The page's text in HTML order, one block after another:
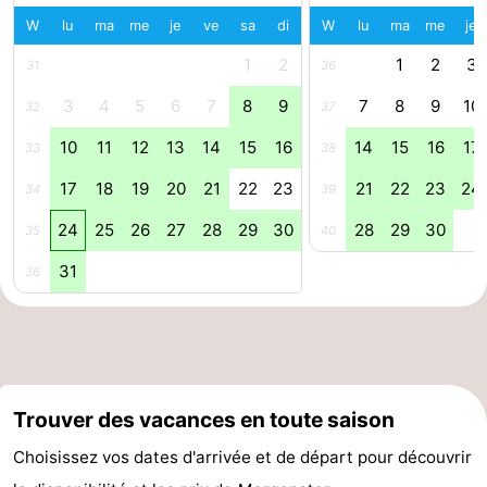
aan
Noordhollands
Zee
Nature
Zuid-
Kennermerland
Amsterdam
Haarlem
Zandvoort
Hollande-
-
W lu ma me je ve sa di
31 1 2
32 3 4 5 6 7 8 9
33 10 11 12 13 14 15 16
34 17 18 19 20 21 22 23
35 24 25 26 27 28 29 30
36 31
W lu ma me je
36 1 2 3
37 7 8 9 10
38 14 15 16 17
39 21 22 23 24
40 28 29 30
Trouver des vacances en toute saison
Choisissez vos dates d'arrivée et de départ pour découvrir